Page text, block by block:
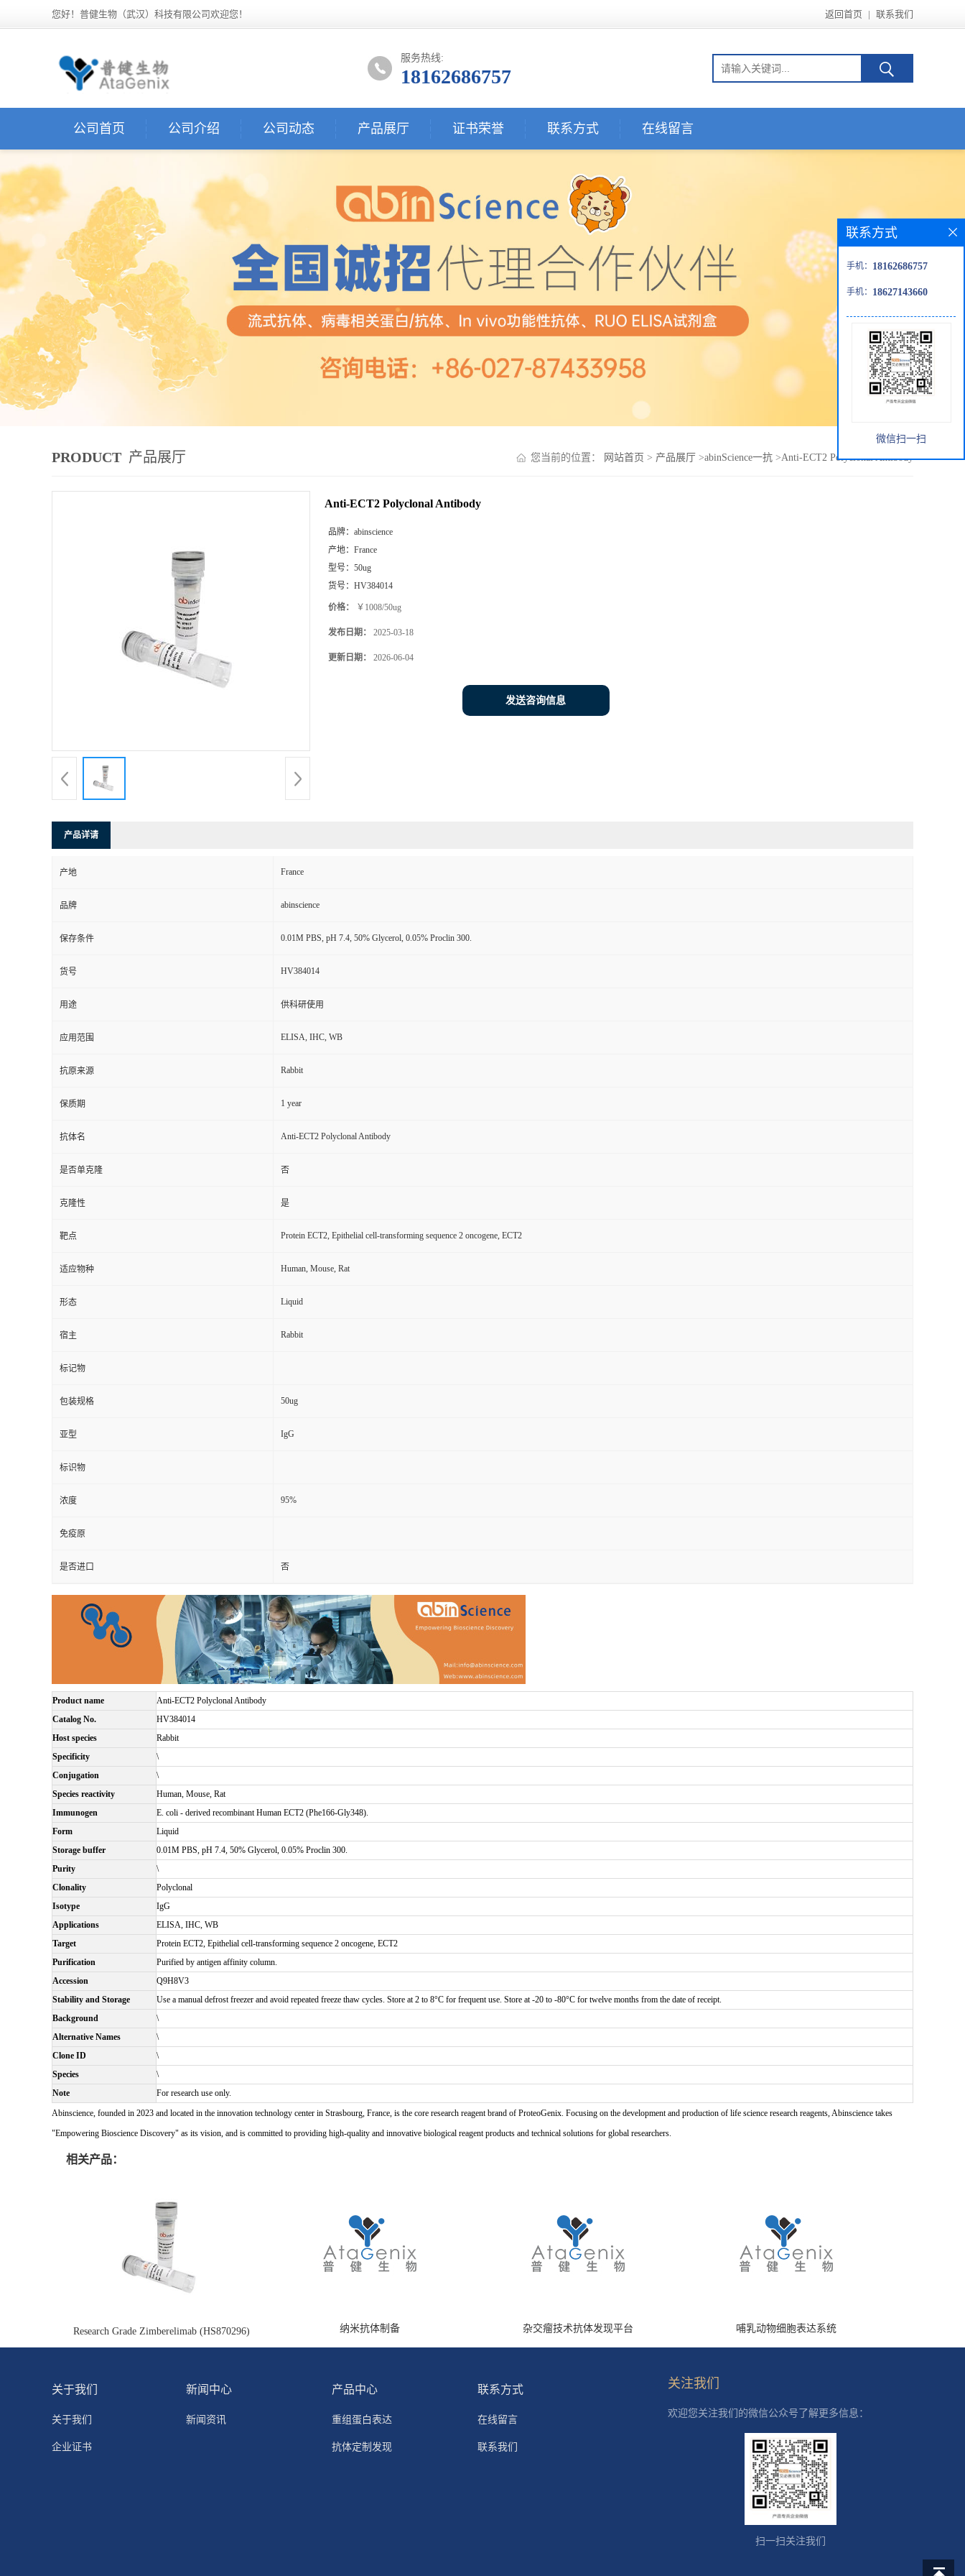
您好！普健生物（武汉）科技有限公司欢迎您！ 返回首页 | 联系我们
服务热线:
18162686757
公司首页 公司介绍 公司动态 产品展厅 证书荣誉 联系方式 在线留言
PRODUCT 产品展厅 您当前的位置： 网站首页 > 产品展厅 >abinScience一抗 >Anti-ECT2 Polyclonal Antibody
Anti-ECT2 Polyclonal Antibody
品牌： abinscience
产地： France
型号： 50ug
货号： HV384014
价格： ￥1008/50ug
发布日期： 2025-03-18
更新日期： 2026-06-04
发送咨询信息
产品详请
产地 France
品牌 abinscience
保存条件 0.01M PBS, pH 7.4, 50% Glycerol, 0.05% Proclin 300.
货号 HV384014
用途 供科研使用
应用范围 ELISA, IHC, WB
抗原来源 Rabbit
保质期 1 year
抗体名 Anti-ECT2 Polyclonal Antibody
是否单克隆 否
克隆性 是
靶点 Protein ECT2, Epithelial cell-transforming sequence 2 oncogene, ECT2
适应物种 Human, Mouse, Rat
形态 Liquid
宿主 Rabbit
标记物
包装规格 50ug
亚型 IgG
标识物
浓度 95%
免疫原
是否进口 否
Product name
Anti-ECT2 Polyclonal Antibody
Catalog No.
HV384014
Host species
Rabbit
Specificity
\
Conjugation
\
Species reactivity
Human, Mouse, Rat
Immunogen
E. coli - derived recombinant Human ECT2 (Phe166-Gly348).
Form
Liquid
Storage buffer
0.01M PBS, pH 7.4, 50% Glycerol, 0.05% Proclin 300.
Purity
\
Clonality
Polyclonal
Isotype
IgG
Applications
ELISA, IHC, WB
Target
Protein ECT2, Epithelial cell-transforming sequence 2 oncogene, ECT2
Purification
Purified by antigen affinity column.
Accession
Q9H8V3
Stability and Storage
Use a manual defrost freezer and avoid repeated freeze thaw cycles. Store at 2 to 8°C for frequent use. Store at -20 to -80°C for twelve months from the date of receipt.
Background
\
Alternative Names
\
Clone ID
\
Species
\
Note
For research use only.
Abinscience, founded in 2023 and located in the innovation technology center in Strasbourg, France, is the core research reagent brand of ProteoGenix. Focusing on the development and production of life science research reagents, Abinscience takes
"Empowering Bioscience Discovery" as its vision, and is committed to providing high-quality and innovative biological reagent products and technical solutions for global researchers.
相关产品：
Research Grade Zimberelimab (HS870296) 纳米抗体制备 杂交瘤技术抗体发现平台 哺乳动物细胞表达系统
联系方式
手机： 18162686757
手机： 18627143660
微信扫一扫
关于我们
关于我们
企业证书
新闻中心
新闻资讯
产品中心
重组蛋白表达
抗体定制发现
联系方式
在线留言
联系我们
关注我们
欢迎您关注我们的微信公众号了解更多信息：
扫一扫关注我们